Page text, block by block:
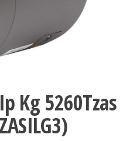
Kg 5260Tzas